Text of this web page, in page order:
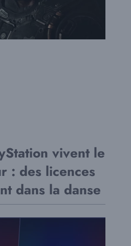
vivent le
: des licences
dans la danse